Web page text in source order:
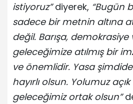
istiyoruz”diyerek, “Bugün
sadece bir metnin altına
değil. Barışa,
geleceğimize atılmış bir
ve önemlidir. Yasa
hayırlı olsun. Yolumuz
geleceğimiz ortak olsun”